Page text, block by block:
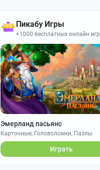
Пикабу Игры
+1000 бесплатных онлайн игр
Эмерланд пасьянс
Карточные, Головоломки, Пазлы
Играть